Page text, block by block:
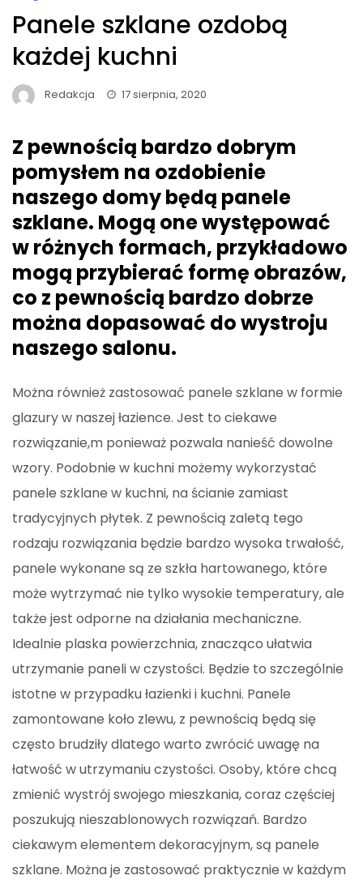
Panele szklane ozdobą
każdej kuchni
Redakcja 17 sierpnia, 2020
Z pewnością bardzo dobrym
pomysłem na ozdobienie
naszego domy będą panele
szklane. Mogą one występować
w różnych formach, przykładowo
mogą przybierać formę obrazów,
co z pewnością bardzo dobrze
można dopasować do wystroju
naszego salonu.
Można również zastosować panele szklane w formie
glazury w naszej łazience. Jest to ciekawe
rozwiązanie,m ponieważ pozwala nanieść dowolne
wzory. Podobnie w kuchni możemy wykorzystać
panele szklane w kuchni, na ścianie zamiast
tradycyjnych płytek. Z pewnością zaletą tego
rodzaju rozwiązania będzie bardzo wysoka trwałość,
panele wykonane są ze szkła hartowanego, które
może wytrzymać nie tylko wysokie temperatury, ale
także jest odporne na działania mechaniczne.
Idealnie plaska powierzchnia, znacząco ułatwia
utrzymanie paneli w czystości. Będzie to szczególnie
istotne w przypadku łazienki i kuchni. Panele
zamontowane koło zlewu, z pewnością będą się
często brudziły dlatego warto zwrócić uwagę na
łatwość w utrzymaniu czystości. Osoby, które chcą
zmienić wystrój swojego mieszkania, coraz częściej
poszukują nieszablonowych rozwiązań. Bardzo
ciekawym elementem dekoracyjnym, są panele
szklane. Można je zastosować praktycznie w każdym